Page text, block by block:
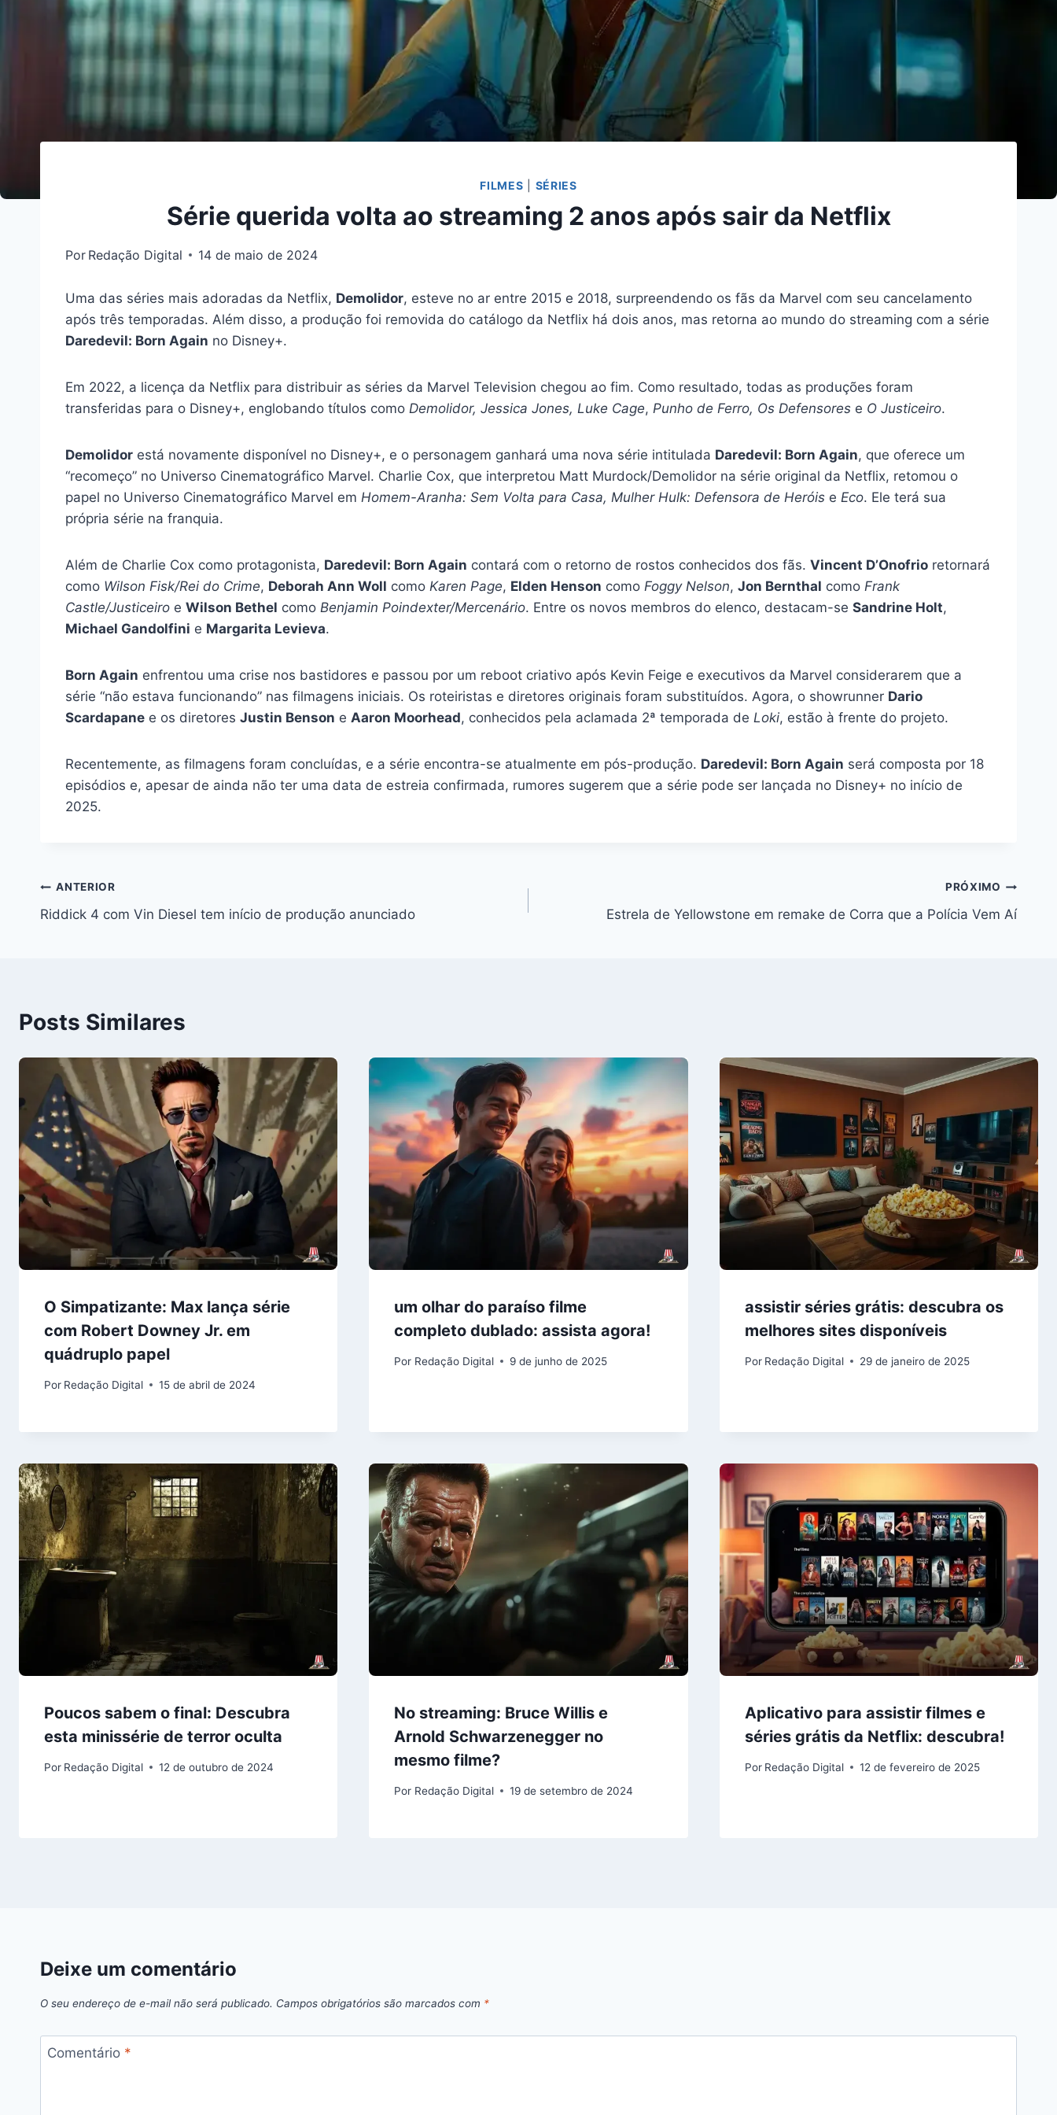
FILMES SÉRIES
Série querida volta ao streaming 2 anos após sair da Netflix
Por Redação Digital 14 de maio de 2024
Uma das séries mais adoradas da Netflix, Demolidor, esteve no ar entre 2015 e 2018, surpreendendo os fãs da Marvel com seu cancelamento
após três temporadas. Além disso, a produção foi removida do catálogo da Netflix há dois anos, mas retorna ao mundo do streaming com a série
Daredevil: Born Again no Disney+.
Em 2022, a licença da Netflix para distribuir as séries da Marvel Television chegou ao fim. Como resultado, todas as produções foram
transferidas para o Disney+, englobando títulos como Demolidor, Jessica Jones, Luke Cage, Punho de Ferro, Os Defensores e O Justiceiro.
Demolidor está novamente disponível no Disney+, e o personagem ganhará uma nova série intitulada Daredevil: Born Again, que oferece um
“recomeço” no Universo Cinematográfico Marvel. Charlie Cox, que interpretou Matt Murdock/Demolidor na série original da Netflix, retomou o
papel no Universo Cinematográfico Marvel em Homem-Aranha: Sem Volta para Casa, Mulher Hulk: Defensora de Heróis e Eco. Ele terá sua
própria série na franquia.
Além de Charlie Cox como protagonista, Daredevil: Born Again contará com o retorno de rostos conhecidos dos fãs. Vincent D’Onofrio retornará
como Wilson Fisk/Rei do Crime, Deborah Ann Woll como Karen Page, Elden Henson como Foggy Nelson, Jon Bernthal como Frank
Castle/Justiceiro e Wilson Bethel como Benjamin Poindexter/Mercenário. Entre os novos membros do elenco, destacam-se Sandrine Holt,
Michael Gandolfini e Margarita Levieva.
Born Again enfrentou uma crise nos bastidores e passou por um reboot criativo após Kevin Feige e executivos da Marvel considerarem que a
série “não estava funcionando” nas filmagens iniciais. Os roteiristas e diretores originais foram substituídos. Agora, o showrunner Dario
Scardapane e os diretores Justin Benson e Aaron Moorhead, conhecidos pela aclamada 2ª temporada de Loki, estão à frente do projeto.
Recentemente, as filmagens foram concluídas, e a série encontra-se atualmente em pós-produção. Daredevil: Born Again será composta por 18
episódios e, apesar de ainda não ter uma data de estreia confirmada, rumores sugerem que a série pode ser lançada no Disney+ no início de
2025.
Navegação
de
ANTERIOR
Riddick 4 com Vin Diesel tem início de produção anunciado
PRÓXIMO
Estrela de Yellowstone em remake de Corra que a Polícia Vem Aí
Posts Similares
O Simpatizante: Max lança série
com Robert Downey Jr. em
quádruplo papel
Por Redação Digital 15 de abril de 2024
um olhar do paraíso filme
completo dublado: assista agora!
Por Redação Digital 9 de junho de 2025
assistir séries grátis: descubra os
melhores sites disponíveis
Por Redação Digital 29 de janeiro de 2025
Poucos sabem o final: Descubra
esta minissérie de terror oculta
Por Redação Digital 12 de outubro de 2024
No streaming: Bruce Willis e
Arnold Schwarzenegger no
mesmo filme?
Por Redação Digital 19 de setembro de 2024
Aplicativo para assistir filmes e
séries grátis da Netflix: descubra!
Por Redação Digital 12 de fevereiro de 2025
Deixe um comentário
O seu endereço de e-mail não será publicado. Campos obrigatórios são marcados com *
Comentário *